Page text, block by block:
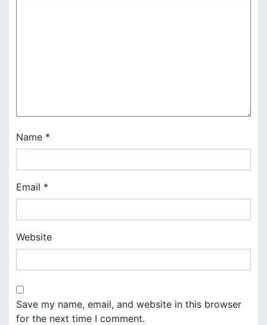
i
o
n
Name *
Email *
Website
Save my name, email, and website in this browser
for the next time I comment.